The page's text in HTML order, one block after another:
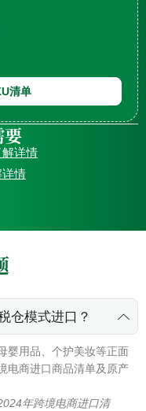
清单
要
解详情
详情
仓模式进口？
婴用品、个护美妆等正面
电商进口商品清单及原产
年跨境电商进口清